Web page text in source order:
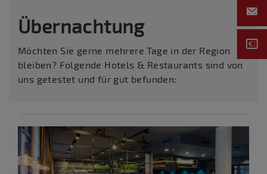
Übernachtung
Möchten Sie gerne mehrere Tage in der Region
bleiben? Folgende Hotels & Restaurants sind von
uns getestet und für gut befunden: